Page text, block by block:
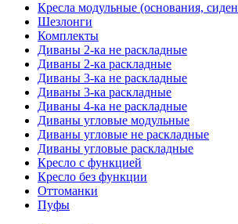
Кресла модульные (основания,
Шезлонги
Комплекты
Диваны 2-ка не раскладные
Диваны 2-ка раскладные
Диваны 3-ка не раскладные
Диваны 3-ка раскладные
Диваны 4-ка не раскладные
Диваны угловые модульные
Диваны угловые не раскладные
Диваны угловые раскладные
Кресло с функцией
Кресло без функции
Оттоманки
Пуфы